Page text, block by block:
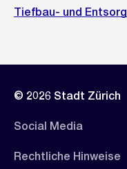
Tiefbau- und
© 2026 Stadt Zürich
Social Media
Rechtliche Hinweise